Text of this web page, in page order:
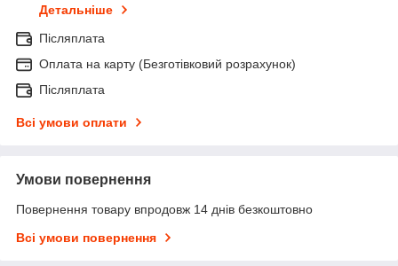
Детальніше
Післяплата
Оплата на карту (Безготівковий розрахунок)
Післяплата
Всі умови оплати
Умови повернення
Повернення товару впродовж 14 днів безкоштовно
Всі умови повернення